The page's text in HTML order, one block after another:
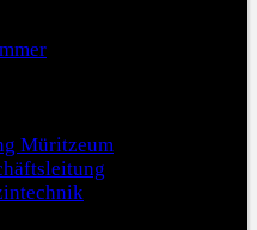
Müritzeum